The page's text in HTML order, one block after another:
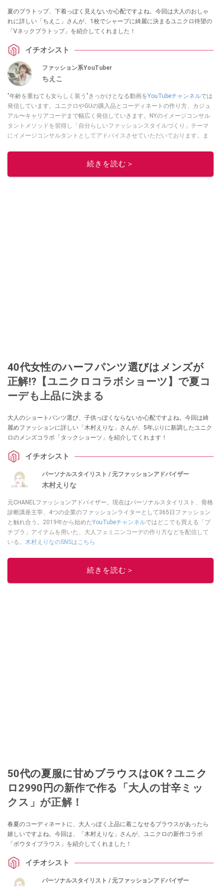
夏のブラトップ、下着っぽく見えないか心配ですよね。今回は大人のおしゃ
れに詳しい「ちえこ」さんが、1枚でシャープに綺麗に決まるユニクロ待望の
「Vネックブラトップ」を紹介してくれました！
イチオシスト
ファッション系YouTuber
ちえこ
"年齢を重ねても女らしく装う"きっかけとなる動画をYouTubeチャンネルでは
発信しています。ユニクロやGUの購入品とコーディネートの作り方、カジュ
アル〜キャリアコーデまで幅広く発信していきます。NYのイメージコンサル
タントメソッドを習得し「自分らしいファッションスタイルづくり」テーマ
にイメージコンサルタントとしてアドバイスさせていただいております。ま
積み上げ続けている外資系企業のコンサルタント（25年以上のキャリア）か
続きを読む＞
40代女性のハーフパンツ選びはメンズが
正解!?【ユニクロコラボショーツ】で夏コ
ーデも上品に決まる
大人のショートパンツ選び、子供っぽくならないか心配ですよね。今回は綺
麗めファッションに詳しい「木村えりな」さんが、5年ぶりに新調したユニク
ロのメンズコラボ「タックショーツ」を紹介してくれます！
イチオシスト
パーソナルスタイリスト / 元ファッションアドバイザー
木村えりな
元CHANELファッションアドバイザー。現在はパーソナルスタイリスト、骨格
診断講座主宰、4つの企業のファッションライターとして365日ファッション
と触れ合う。2019年から始めたYouTubeチャンネルではどこでも買える「プ
チプラ」アイテムを用いた、大人フェミニンコーデの作り方などを配信して
いる。 木村えりなのSNSはこちら
このイチオシストの他の記事を読む
続きを読む＞
50代の夏服に甘めブラウスはOK？ユニク
ロ2990円の新作で作る「大人の甘辛ミッ
クス」が正解！
春夏のコーディネートに、大人っぽく上品に着こなせるブラウスがあったら
嬉しいですよね。今回は、「木村えりな」さんが、ユニクロの新作コラボ
「ボウタイブラウス」を紹介してくれました！
イチオシスト
パーソナルスタイリスト / 元ファッションアドバイザー